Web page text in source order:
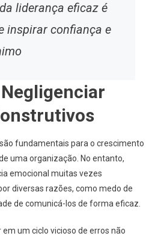
liderança eficaz é
inspirar confiança e
fundamentais para o crescimento
uma organização. No entanto,
emocional muitas vezes
diversas razões, como medo de
de comunicá-los de forma eficaz.
um ciclo vicioso de erros não